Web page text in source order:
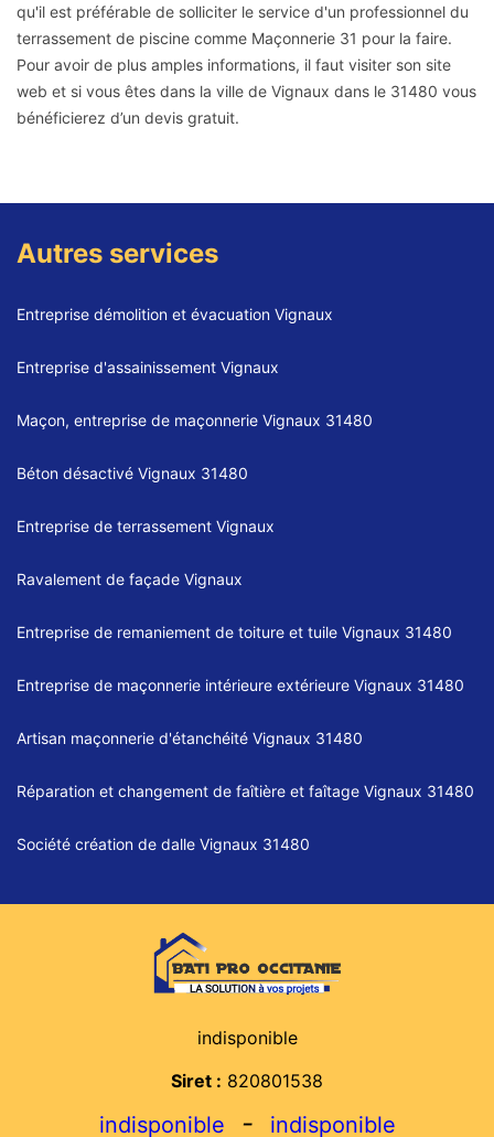
qu'il est préférable de solliciter le service d'un professionnel du
terrassement de piscine comme Maçonnerie 31 pour la faire.
Pour avoir de plus amples informations, il faut visiter son site
web et si vous êtes dans la ville de Vignaux dans le 31480 vous
bénéficierez d’un devis gratuit.
Autres services
Entreprise démolition et évacuation Vignaux
Entreprise d'assainissement Vignaux
Maçon, entreprise de maçonnerie Vignaux 31480
Béton désactivé Vignaux 31480
Entreprise de terrassement Vignaux
Ravalement de façade Vignaux
Entreprise de remaniement de toiture et tuile Vignaux 31480
Entreprise de maçonnerie intérieure extérieure Vignaux 31480
Artisan maçonnerie d'étanchéité Vignaux 31480
Réparation et changement de faîtière et faîtage Vignaux 31480
Société création de dalle Vignaux 31480
indisponible
Siret : 820801538
indisponible - indisponible